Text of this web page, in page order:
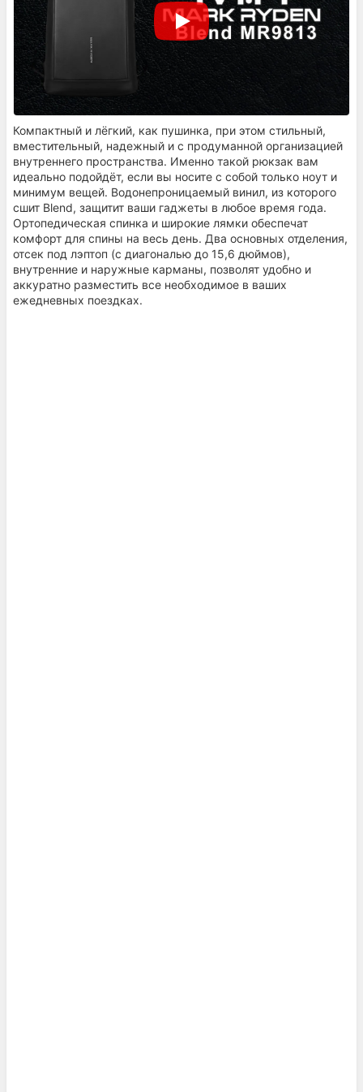
Компактный и лёгкий, как пушинка, при этом стильный,
вместительный, надежный и с продуманной организацией
внутреннего пространства. Именно такой рюкзак вам
идеально подойдёт, если вы носите с собой только ноут и
минимум вещей. Водонепроницаемый винил, из которого
сшит Blend, защитит ваши гаджеты в любое время года.
Ортопедическая спинка и широкие лямки обеспечат
комфорт для спины на весь день. Два основных отделения,
отсек под лэптоп (с диагональю до 15,6 дюймов),
внутренние и наружные карманы, позволят удобно и
аккуратно разместить все необходимое в ваших
ежедневных поездках.